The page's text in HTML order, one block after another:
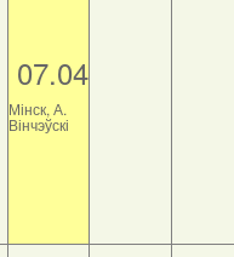
07.04
Мінск, А.
Вінчэўскі